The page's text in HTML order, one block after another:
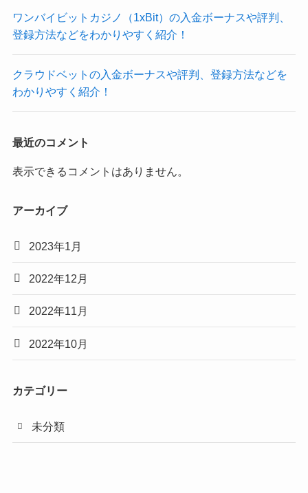
ワンバイビットカジノ（1xBit）の入金ボーナスや評判、
登録方法などをわかりやすく紹介！
クラウドベットの入金ボーナスや評判、登録方法などを
わかりやすく紹介！
最近のコメント
表示できるコメントはありません。
アーカイブ
2023年1月
2022年12月
2022年11月
2022年10月
カテゴリー
未分類